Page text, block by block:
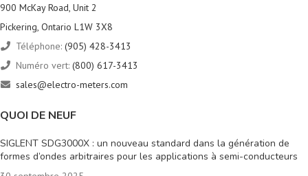
900 McKay Road, Unit 2
Pickering, Ontario L1W 3X8
Téléphone: (905) 428-3413
Numéro vert: (800) 617-3413
sales@electro-meters.com
QUOI DE NEUF
SIGLENT SDG3000X : un nouveau standard dans la génération de
formes d’ondes arbitraires pour les applications à semi-conducteurs